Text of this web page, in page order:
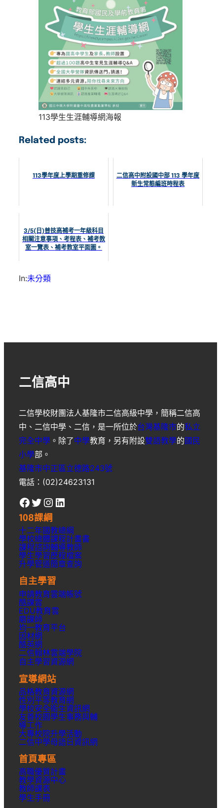
113學生生涯輔導網海報
Related posts:
113學年度上學期重修課
二信高中附設國中部 113 學年度
新生常態編班時程表
3/5(日)普技高補考一年級科目
相關注意事項、考程表、補考教
室一覽表、補考教室平面圖。
In:未分類
二信高中
二信學校財團法人基隆市二信高級中學 ，簡稱二信高
中 、 二信中學 、 二信 ，是一所位於台灣基隆市的私立
完全中學 。除了中學教育，另有附設雙語教學的國民
小學部。
基隆市中正區立德路243號
電話：(02)24623131
Facebook Twitter Instagram LinkedIn
108課綱
十二年國教總綱
學校總體課程計畫書
課程諮詢輔導教師
學生學習歷程檔案
升學管道簡章查詢
自主學習
申請教育雲端帳號
酷課雲
EDU教育雲
磨課師
均一教育平台
因材網
酷英網
二信翰林雲端學院
自主學習資源網
宣導網站
品格教育資源網
性別平等教育網
學校安全衛生資訊網
友善校園學生事務與輔
導工作
大專校院升學活動
二信中學母語日資訊網
首頁專區
高職優質計畫
教學資源中心
教師課表
學生手冊